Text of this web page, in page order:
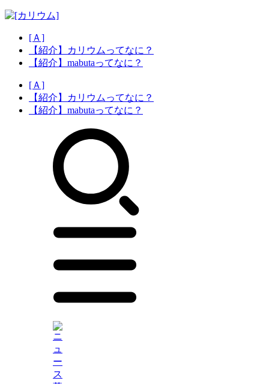
[Ａ]
【紹介】カリウムってなに？
【紹介】mabutaってなに？
[Ａ]
【紹介】カリウムってなに？
【紹介】mabutaってなに？